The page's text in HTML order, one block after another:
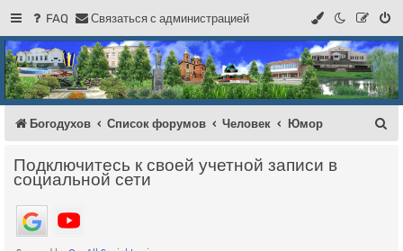
FAQ Связаться с администрацией
Регистрация
Форум Богодухова
Богодухов
Богодухов Список форумов Человек Юмор
Подключитесь к своей учетной записи в
социальной сети